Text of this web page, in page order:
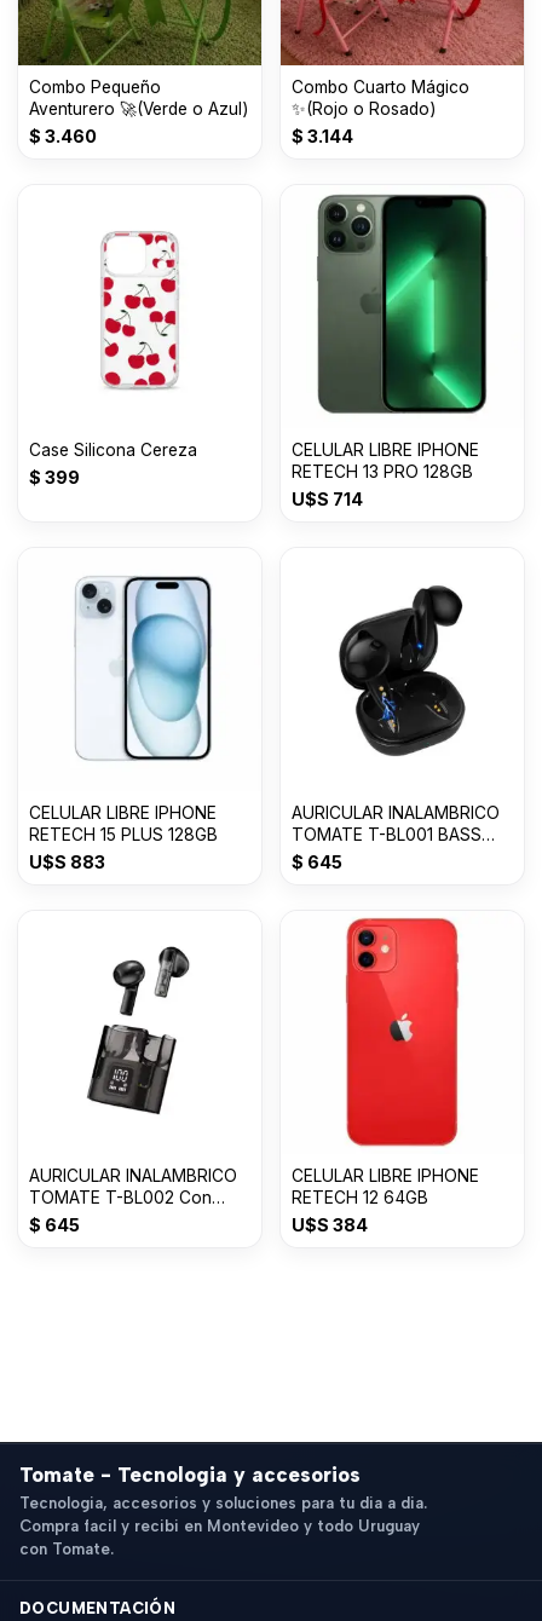
Combo Pequeño
Aventurero 🚀(Verde o Azul)
$ 3.460
Combo Cuarto Mágico
✨(Rojo o Rosado)
$ 3.144
Case Silicona Cereza
$ 399
CELULAR LIBRE IPHONE
RETECH 13 PRO 128GB
U$S 714
CELULAR LIBRE IPHONE
RETECH 15 PLUS 128GB
U$S 883
AURICULAR INALAMBRICO
TOMATE T-BL001 BASS
Con 50% OFF
$ 645
AURICULAR INALAMBRICO
TOMATE T-BL002 Con
50% OFF
$ 645
CELULAR LIBRE IPHONE
RETECH 12 64GB
U$S 384
Tomate - Tecnologia y accesorios
Tecnologia, accesorios y soluciones para tu dia a dia.
Compra facil y recibi en Montevideo y todo Uruguay
con Tomate.
DOCUMENTACIÓN